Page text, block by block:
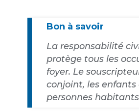
Bon à savoir
La responsabilité
protège tous les
foyer. Le
conjoint, les enfants
personnes